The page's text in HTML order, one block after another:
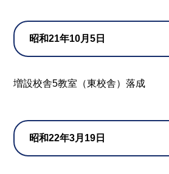
昭和21年10月5日
増設校舎5教室（東校舎）落成
昭和22年3月19日